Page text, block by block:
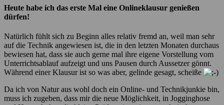
Heute habe ich das erste Mal eine Onlineklausur genießen
dürfen!
Natürlich fühlt sich zu Beginn alles relativ fremd an, weil man sehr
auf die Technik angewiesen ist, die in den letzten Monaten durchaus
bewiesen hat, dass sie auch gerne mal ihre eigene Vorstellung vom
Unterrichtsablauf aufzeigt und uns Pausen durch Aussetzer gönnt.
Während einer Klausur ist so was aber, gelinde gesagt, scheiße
Da ich von Natur aus wohl doch ein Online- und Technikjunkie bin,
muss ich zugeben, dass mir die neue Möglichkeit, in Jogginghose